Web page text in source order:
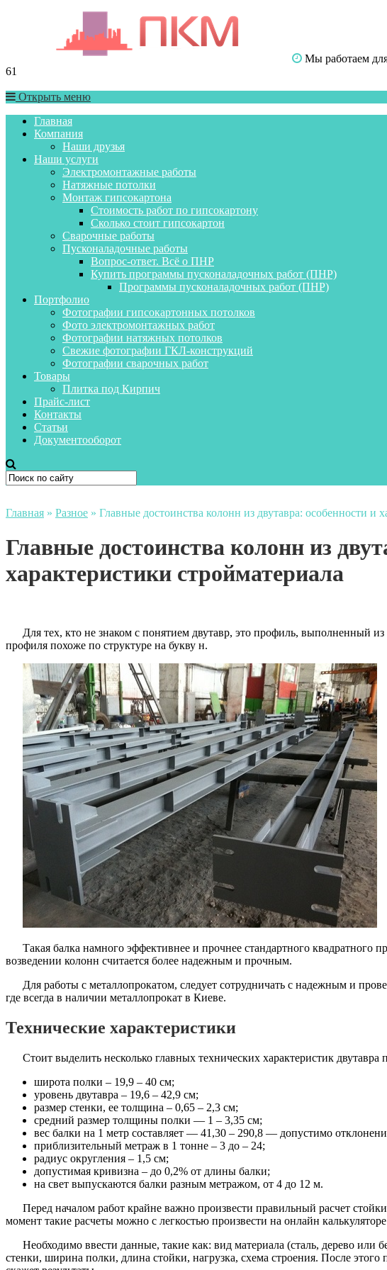
Мы работаем
61
Открыть меню
Главная
Компания
Наши друзья
Наши услуги
Электромонтажные работы
Натяжные потолки
Монтаж гипсокартона
Стоимость работ по гипсокартону
Сколько стоит гипсокартон
Сварочные работы
Пусконаладочные работы
Вопрос-ответ. Всё о ПНР
Купить программы пусконаладочных работ (ПНР)
Программы пусконаладочных работ (ПНР)
Портфолио
Фотографии гипсокартонных потолков
Фото электромонтажных работ
Фотографии натяжных потолков
Свежие фотографии ГКЛ-конструкций
Фотографии сварочных работ
Товары
Плитка под Кирпич
Прайс-лист
Контакты
Статьи
Документооборот
Главная » Разное » Главные достоинства колонн из двутавра: особенности и
Главные достоинства колонн из
характеристики стройматериала
Для тех, кто не знаком с понятием двутавр, это профиль, выполненный
профиля похоже по структуре на букву н.
Такая балка намного эффективнее и прочнее стандартного квадратного
возведении колонн считается более надежным и прочным.
Для работы с металлопрокатом, следует сотрудничать с надежным и
где всегда в наличии металлопрокат в Киеве.
Технические характеристики
Стоит выделить несколько главных технических характеристик двутавра
широта полки – 19,9 – 40 см;
уровень двутавра – 19,6 – 42,9 см;
размер стенки, ее толщина – 0,65 – 2,3 см;
средний размер толщины полки — 1 – 3,35 см;
вес балки на 1 метр составляет — 41,30 – 290,8 — допустимо
приблизительный метраж в 1 тонне – 3 до – 24;
радиус округления – 1,5 см;
допустимая кривизна – до 0,2% от длины балки;
на свет выпускаются балки разным метражом, от 4 до 12 м.
Перед началом работ крайне важно произвести правильный расчет
момент такие расчеты можно с легкостью произвести на онлайн
Необходимо ввести данные, такие как: вид материала (сталь, дерево или
стенки, ширина полки, длина стойки, нагрузка, схема строения. После этого